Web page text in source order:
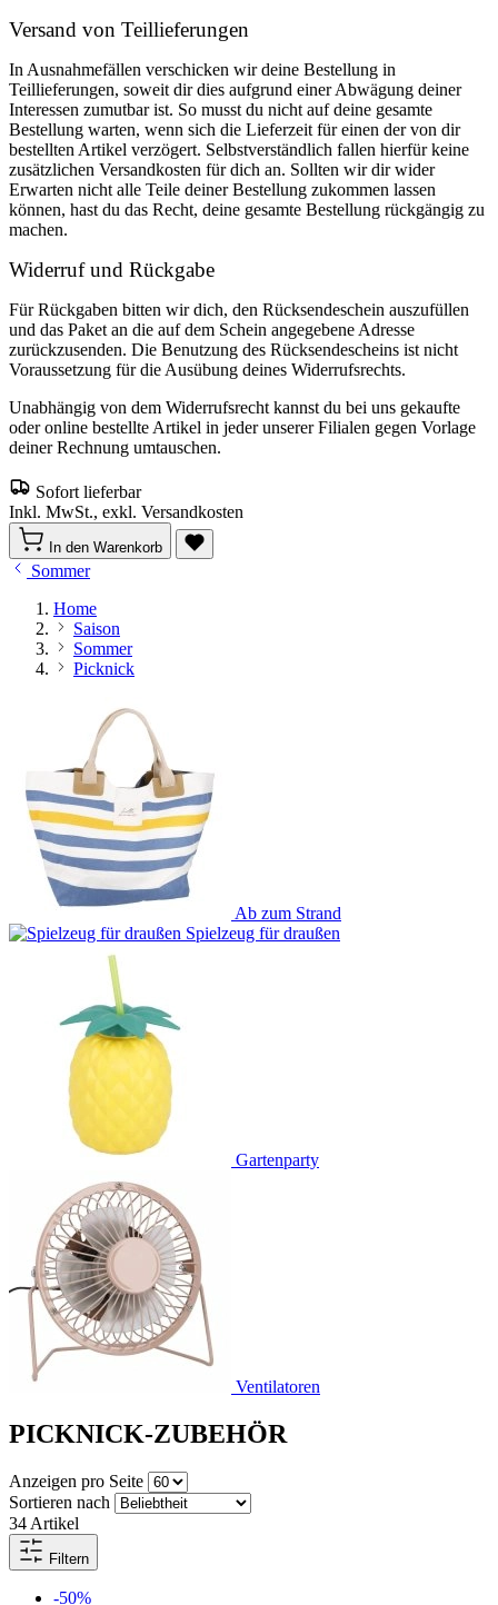
Versand von Teillieferungen
In Ausnahmefällen verschicken wir deine Bestellung in
Teillieferungen, soweit dir dies aufgrund einer Abwägung deiner
Interessen zumutbar ist. So musst du nicht auf deine gesamte
Bestellung warten, wenn sich die Lieferzeit für einen der von dir
bestellten Artikel verzögert. Selbstverständlich fallen hierfür keine
zusätzlichen Versandkosten für dich an. Sollten wir dir wider
Erwarten nicht alle Teile deiner Bestellung zukommen lassen
können, hast du das Recht, deine gesamte Bestellung rückgängig zu
machen.
Widerruf und Rückgabe
Für Rückgaben bitten wir dich, den Rücksendeschein auszufüllen
und das Paket an die auf dem Schein angegebene Adresse
zurückzusenden. Die Benutzung des Rücksendescheins ist nicht
Voraussetzung für die Ausübung deines Widerrufsrechts.
Unabhängig von dem Widerrufsrecht kannst du bei uns gekaufte
oder online bestellte Artikel in jeder unserer Filialen gegen Vorlage
deiner Rechnung umtauschen.
Sofort lieferbar
Inkl. MwSt., exkl. Versandkosten
In den Warenkorb
Sommer
Home
Saison
Sommer
Picknick
Ab zum Strand
Spielzeug für draußen
Gartenparty
Ventilatoren
PICKNICK-ZUBEHÖR
Anzeigen pro Seite
Sortieren nach
34 Artikel
Filtern
-50%